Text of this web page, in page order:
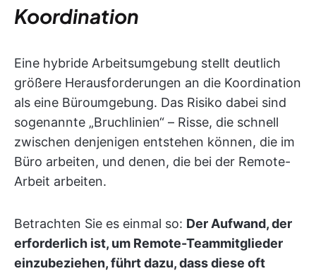
Koordination
Eine hybride Arbeitsumgebung stellt deutlich
größere Herausforderungen an die Koordination
als eine Büroumgebung. Das Risiko dabei sind
sogenannte „Bruchlinien“ – Risse, die schnell
zwischen denjenigen entstehen können, die im
Büro arbeiten, und denen, die bei der Remote-
Arbeit arbeiten.
Betrachten Sie es einmal so: Der Aufwand, der
erforderlich ist, um Remote-Teammitglieder
einzubeziehen, führt dazu, dass diese oft